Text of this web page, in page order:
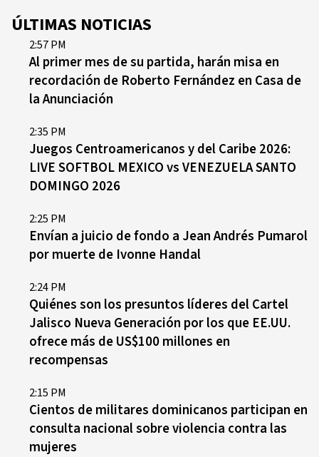
ÚLTIMAS NOTICIAS
2:57 PM
Al primer mes de su partida, harán misa en
recordación de Roberto Fernández en Casa de
la Anunciación
2:35 PM
Juegos Centroamericanos y del Caribe 2026:
LIVE SOFTBOL MEXICO vs VENEZUELA SANTO
DOMINGO 2026
2:25 PM
Envían a juicio de fondo a Jean Andrés Pumarol
por muerte de Ivonne Handal
2:24 PM
Quiénes son los presuntos líderes del Cartel
Jalisco Nueva Generación por los que EE.UU.
ofrece más de US$100 millones en
recompensas
2:15 PM
Cientos de militares dominicanos participan en
consulta nacional sobre violencia contra las
mujeres